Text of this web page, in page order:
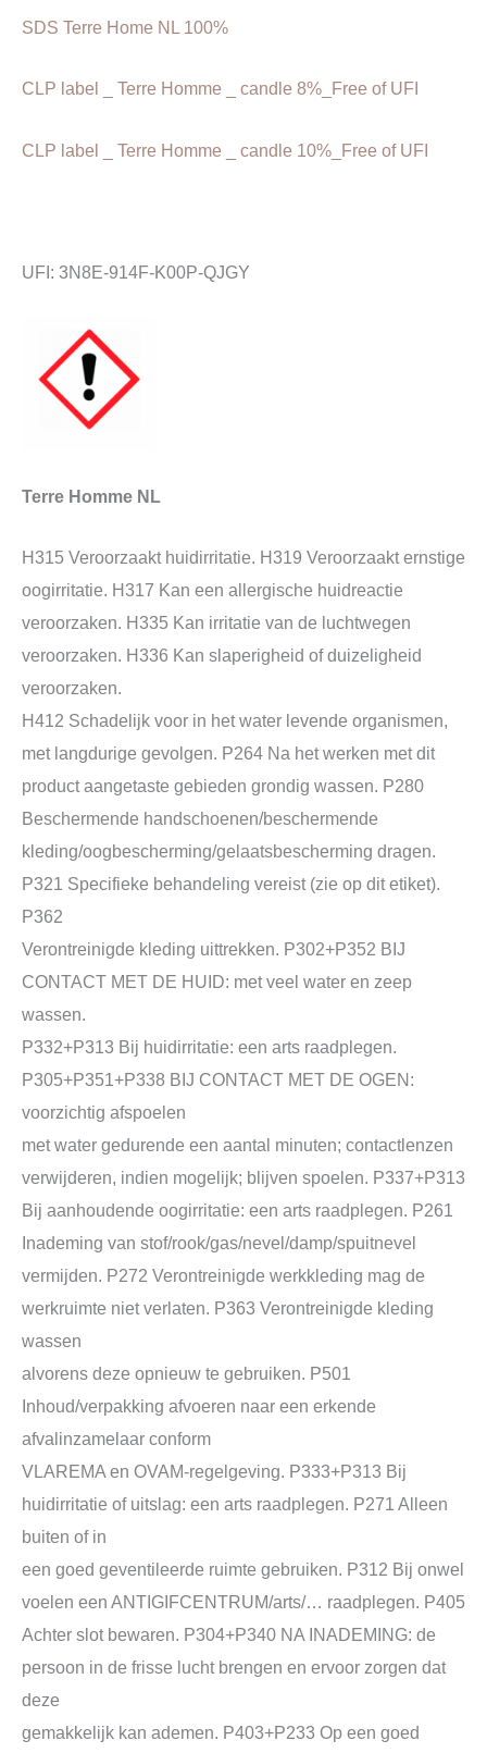
SDS Terre Home NL 100%
CLP label _ Terre Homme _ candle 8%_Free of UFI
CLP label _ Terre Homme _ candle 10%_Free of UFI
UFI: 3N8E-914F-K00P-QJGY
Terre Homme NL
H315 Veroorzaakt huidirritatie. H319 Veroorzaakt ernstige
oogirritatie. H317 Kan een allergische huidreactie
veroorzaken. H335 Kan irritatie van de luchtwegen
veroorzaken. H336 Kan slaperigheid of duizeligheid
veroorzaken.
H412 Schadelijk voor in het water levende organismen,
met langdurige gevolgen. P264 Na het werken met dit
product aangetaste gebieden grondig wassen. P280
Beschermende handschoenen/beschermende
kleding/oogbescherming/gelaatsbescherming dragen.
P321 Specifieke behandeling vereist (zie op dit etiket).
P362
Verontreinigde kleding uittrekken. P302+P352 BIJ
CONTACT MET DE HUID: met veel water en zeep
wassen.
P332+P313 Bij huidirritatie: een arts raadplegen.
P305+P351+P338 BIJ CONTACT MET DE OGEN:
voorzichtig afspoelen
met water gedurende een aantal minuten; contactlenzen
verwijderen, indien mogelijk; blijven spoelen. P337+P313
Bij aanhoudende oogirritatie: een arts raadplegen. P261
Inademing van stof/rook/gas/nevel/damp/spuitnevel
vermijden. P272 Verontreinigde werkkleding mag de
werkruimte niet verlaten. P363 Verontreinigde kleding
wassen
alvorens deze opnieuw te gebruiken. P501
Inhoud/verpakking afvoeren naar een erkende
afvalinzamelaar conform
VLAREMA en OVAM-regelgeving. P333+P313 Bij
huidirritatie of uitslag: een arts raadplegen. P271 Alleen
buiten of in
een goed geventileerde ruimte gebruiken. P312 Bij onwel
voelen een ANTIGIFCENTRUM/arts/… raadplegen. P405
Achter slot bewaren. P304+P340 NA INADEMING: de
persoon in de frisse lucht brengen en ervoor zorgen dat
deze
gemakkelijk kan ademen. P403+P233 Op een goed